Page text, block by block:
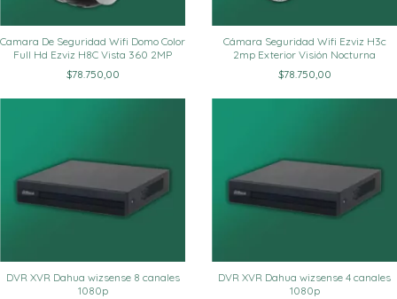
Camara De Seguridad Wifi Domo Color
Full Hd Ezviz H8C Vista 360 2MP
$78.750,00
Cámara Seguridad Wifi Ezviz H3c
2mp Exterior Visión Nocturna
$78.750,00
DVR XVR Dahua wizsense 8 canales
1080p
DVR XVR Dahua wizsense 4 canales
1080p